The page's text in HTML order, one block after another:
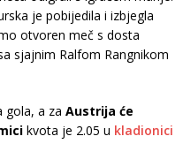
je pobijedila i izbjegla
otvoren meč s dosta
sjajnim Ralfom Rangnikom
gola, a za Austrija će
kvota je 2.05 u kladionici